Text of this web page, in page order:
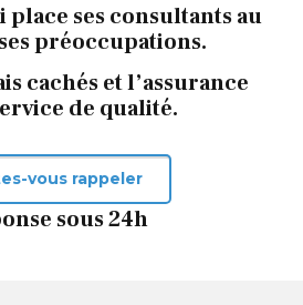
place ses consultants au
préoccupations.
cachés et l’assurance
de qualité.
vous rappeler
sous 24h